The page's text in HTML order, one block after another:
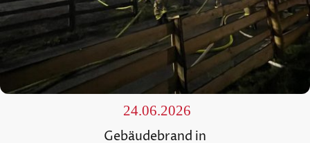
24.06.2026
Gebäudebrand in